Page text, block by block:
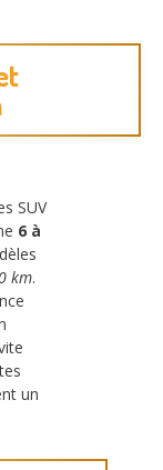
SUV
6 à
km.
un